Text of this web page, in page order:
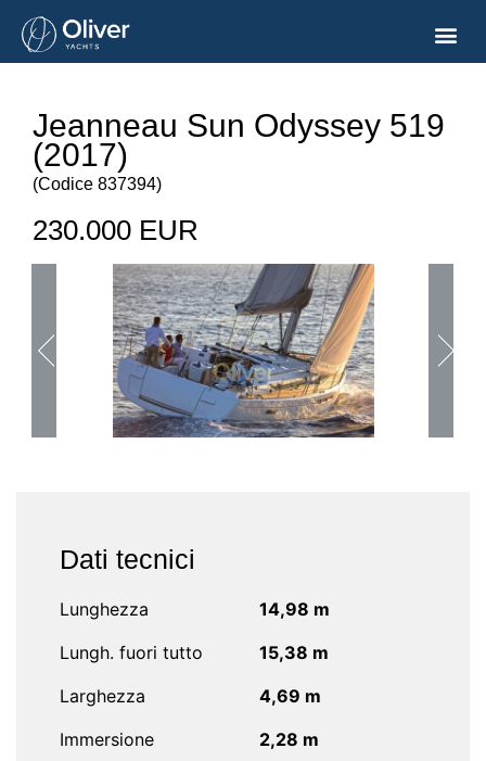
Jeanneau Sun Odyssey 519
(2017)
(Codice 837394)
230.000 EUR
Dati tecnici
Lunghezza
14,98 m
Lungh. fuori tutto
15,38 m
Larghezza
4,69 m
Immersione
2,28 m